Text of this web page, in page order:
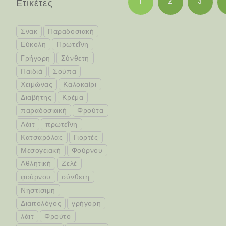
Σνακ
Παραδοσιακή
Εύκολη
Πρωτεΐνη
Γρήγορη
Σύνθετη
Παιδιά
Σούπα
Χειμώνας
Καλοκαίρι
Διαβήτης
Κρέμα
παραδοσιακή
Φρούτα
Λάιτ
πρωτεΐνη
Κατσαρόλας
Γιορτές
Μεσογειακή
Φούρνου
Αθλητική
Ζελέ
φούρνου
σύνθετη
Νηστίσιμη
Διαιτολόγος
γρήγορη
λάιτ
Φρούτο